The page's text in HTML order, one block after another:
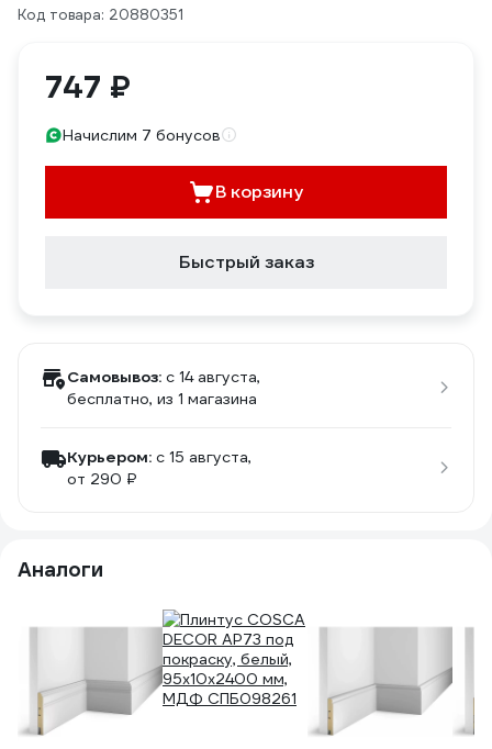
Код товара: 20880351
747 ₽
Начислим 7 бонусов
В корзину
Быстрый заказ
Самовывоз: c 14 августа,
бесплатно, из 1 магазина
Курьером: c 15 августа,
от 290 ₽
Аналоги